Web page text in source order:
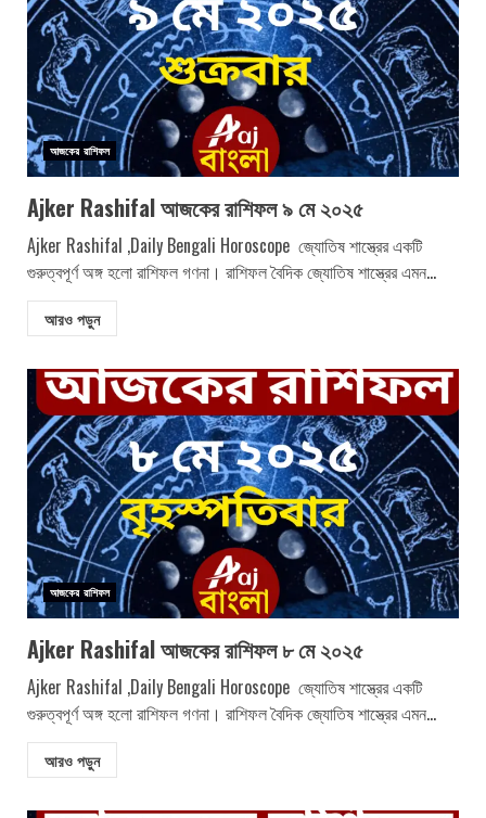
আজকের রাশিফল
Ajker Rashifal আজকের রাশিফল ৯ মে ২০২৫
Ajker Rashifal ,Daily Bengali Horoscope জ্যোতিষ শাস্ত্রের একটি
গুরুত্বপূর্ণ অঙ্গ হলো রাশিফল গণনা। রাশিফল বৈদিক জ্যোতিষ শাস্ত্রের এমন...
আরও পড়ুন
আজকের রাশিফল
Ajker Rashifal আজকের রাশিফল ৮ মে ২০২৫
Ajker Rashifal ,Daily Bengali Horoscope জ্যোতিষ শাস্ত্রের একটি
গুরুত্বপূর্ণ অঙ্গ হলো রাশিফল গণনা। রাশিফল বৈদিক জ্যোতিষ শাস্ত্রের এমন...
আরও পড়ুন